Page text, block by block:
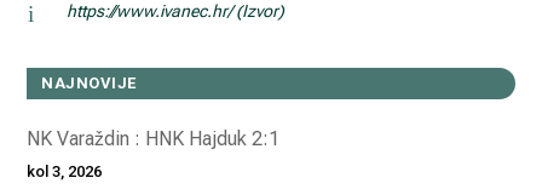
i https://www.ivanec.hr/ (Izvor)
NAJNOVIJE
NK Varaždin : HNK Hajduk 2:1
kol 3, 2026